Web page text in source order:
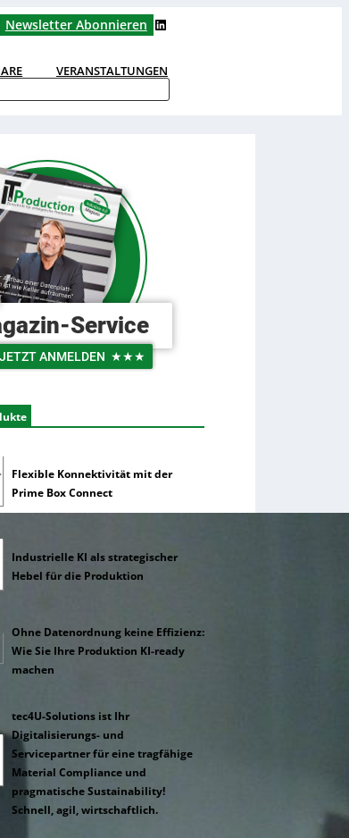
Newsletter Abonnieren LinkedIn
VERANSTALTUNGEN
Service
JETZT ANMELDEN ★★★
Flexible Konnektivität mit der
Prime Box Connect
Industrielle KI als strategischer
Hebel für die Produktion
Ohne Datenordnung keine Effizienz:
Wie Sie Ihre Produktion KI-ready
machen
tec4U-Solutions ist Ihr
Digitalisierungs- und
Servicepartner für eine tragfähige
Material Compliance und
pragmatische Sustainability!
Schnell, agil, wirtschaftlich.